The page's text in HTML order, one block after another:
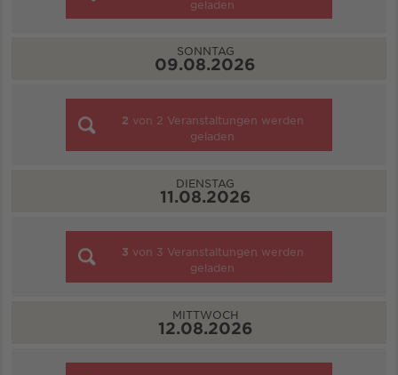
geladen
SONNTAG
09.08.2026
2 von 2 Veranstaltungen werden
geladen
DIENSTAG
11.08.2026
3 von 3 Veranstaltungen werden
geladen
MITTWOCH
12.08.2026